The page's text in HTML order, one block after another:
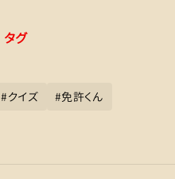
タグ
#クイズ #免許くん